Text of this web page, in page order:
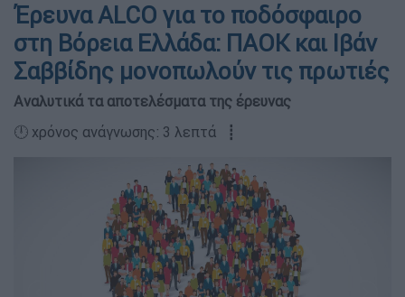
Έρευνα ALCO για το ποδόσφαιρο
στη Βόρεια Ελλάδα: ΠΑΟΚ και Ιβάν
Σαββίδης μονοπωλούν τις πρωτιές
Αναλυτικά τα αποτελέσματα της έρευνας
🕛 χρόνος ανάγνωσης: 3 λεπτά ┋